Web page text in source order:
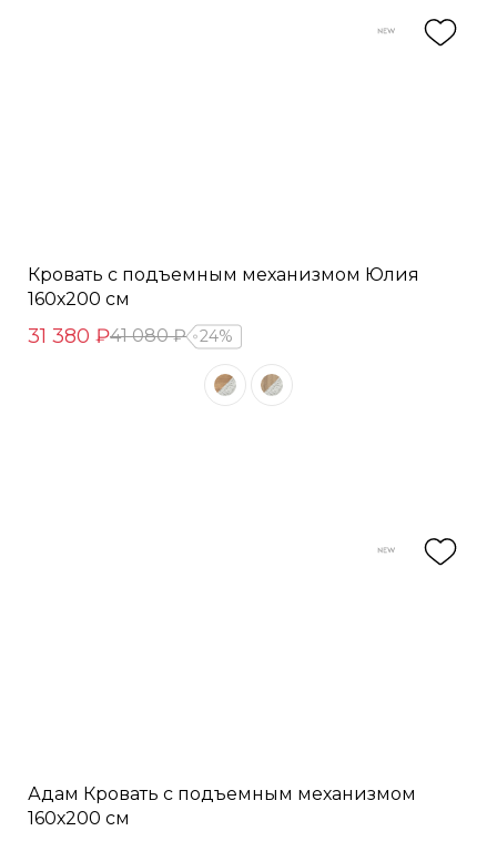
Кровать с подъемным механизмом Юлия
160х200 см
31 380 ₽41 080 ₽ 24%
Адам Кровать с подъемным механизмом
160х200 см